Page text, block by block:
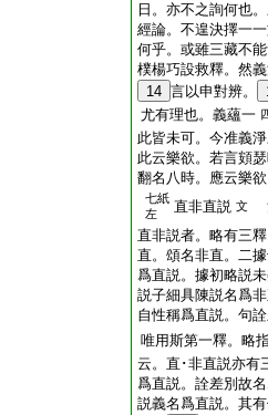
日。亦不之詢何也
經論。不遑決擇一
何乎。或雖三藏不
樸楊巧設救釋。然
14 言以申對辨。
尤有理也。義蘊一
此皆未可。今准義
此云樂欲。若言頞
翻名八時。應云樂
七紙
左
直非直説 文
直非説者。略有三
直。頌名非直。二
爲直説。據初略説
説子細具陳説名爲
自性稱爲直説。句
唯用斯第一釋。略
云。直･非直説亦有
爲直説。詮差別故
説義名爲直説。其